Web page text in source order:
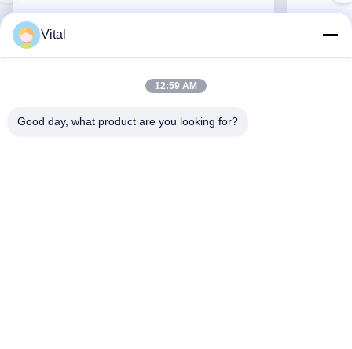
Erhalten Sie besten Preis
Vital
12:59 AM
Good day, what product are you looking for?